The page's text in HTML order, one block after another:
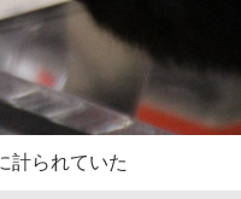
計られていた